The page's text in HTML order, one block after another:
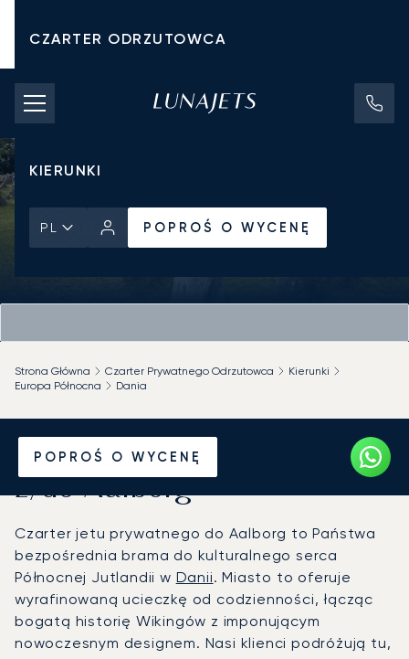
CZARTER ODRZUTOWCA
KOSZTY CZARTERU
PRYWATNE ODRZUTOWCE
KIERUNKI
PL POPROŚ O WYCENĘ
POPROŚ O WYCENĘ
Strona Główna Czarter Prywatnego Odrzutowca
Kierunki
Europa Północna
Dania
Wynajmij jet prywatny
z/do Aalborg
Czarter jetu prywatnego do Aalborg to Państwa
bezpośrednia brama do kulturalnego serca
Północnej Jutlandii w Danii. Miasto to oferuje
wyrafinowaną ucieczkę od codzienności, łącząc
bogatą historię Wikingów z imponującym
nowoczesnym designem. Nasi klienci podróżują tu,